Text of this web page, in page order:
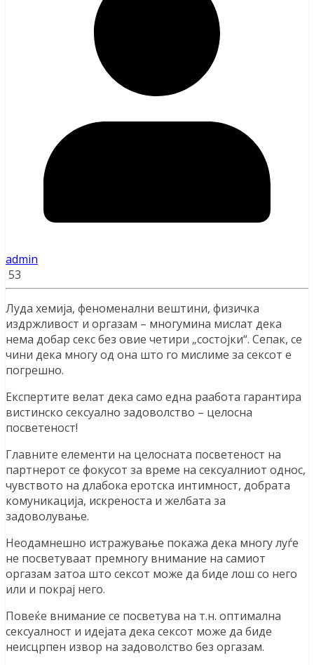
admin
53
Луда хемија, феноменални вештини, физичка
издржливост и оргазам – многумина мислат дека
нема добар секс без овие четири „состојки“. Сепак, се
чини дека многу од она што го мислиме за сексот е
погрешно.
Експертите велат дека само една раабота гарантира
вистинско сексуално задоволство – целосна
посветеност!
Главните елементи на целосната посветеност на
партнерот се фокусот за време на сексуалниот однос,
чувството на длабока еротска интимност, добрата
комуникација, искреноста и желбата за
задоволување.
Неодамнешно истражување покажа дека многу луѓе
не посветуваат премногу внимание на самиот
оргазам затоа што сексот може да биде лош со него
или и покрај него.
Повеќе внимание се посветува на т.н. оптимална
сексуалност и идејата дека сексот може да биде
неисцрпен извор на задоволство без оргазам.